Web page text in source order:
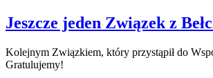
Jeszcze jeden Związek z
Kolejnym Związkiem, który przystąpił do
Gratulujemy!